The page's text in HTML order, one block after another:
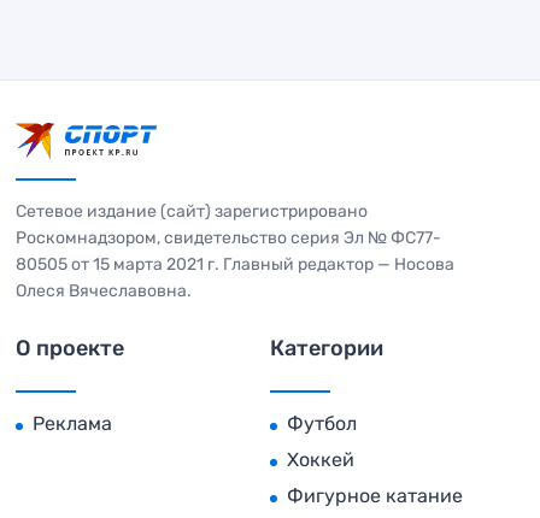
Сетевое издание (сайт) зарегистрировано
Роскомнадзором, свидетельство серия Эл № ФС77-
80505 от 15 марта 2021 г. Главный редактор — Носова
Олеся Вячеславовна.
О проекте
Реклама
Категории
Футбол
Хоккей
Фигурное катание